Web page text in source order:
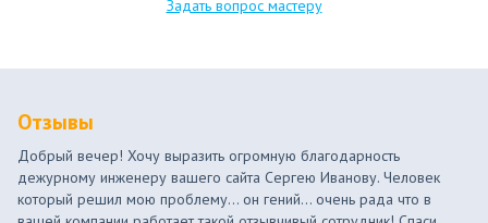
Задать вопрос мастеру
Отзывы
Добрый вечер! Хочу выразить огромную благодарность
дежурному инженеру вашего сайта Сергею Иванову. Человек
который решил мою проблему... он гений... очень рада что в